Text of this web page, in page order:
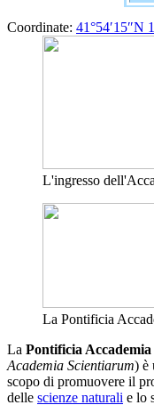
Coordinate: 41°54′15″N
L'ingresso
La Pontificia
La Pontificia Accademia
Academia Scientiarum) è
scopo di promuovere il
delle scienze naturali e lo